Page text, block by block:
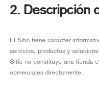
2. Descripción
El Sitio tiene carácter
servicios, productos y
Sitio no constituye una tienda
comerciales directamente.